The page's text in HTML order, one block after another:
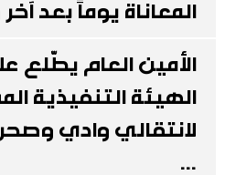
المعاناة يوماً بعد
الأمين العام يطّلع
الهيئة التنفيذية
لانتقالي وادي
...